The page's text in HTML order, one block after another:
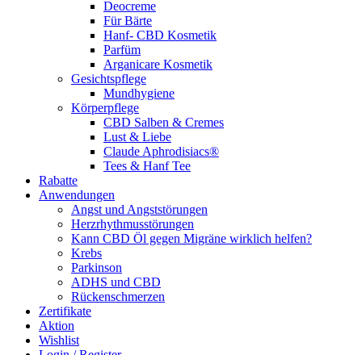
Deocreme
Für Bärte
Hanf- CBD Kosmetik
Parfüm
Arganicare Kosmetik
Gesichtspflege
Mundhygiene
Körperpflege
CBD Salben & Cremes
Lust & Liebe
Claude Aphrodisiacs®
Tees & Hanf Tee
Rabatte
Anwendungen
Angst und Angststörungen
Herzrhythmusstörungen
Kann CBD Öl gegen Migräne wirklich helfen?
Krebs
Parkinson
ADHS und CBD
Rückenschmerzen
Zertifikate
Aktion
Wishlist